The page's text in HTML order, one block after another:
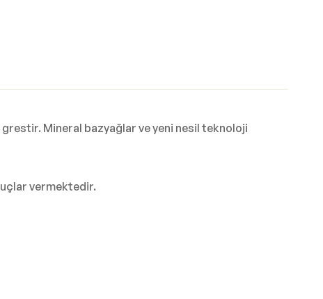
Mineral bazyağlar ve yeni nesil teknoloji
vermektedir.